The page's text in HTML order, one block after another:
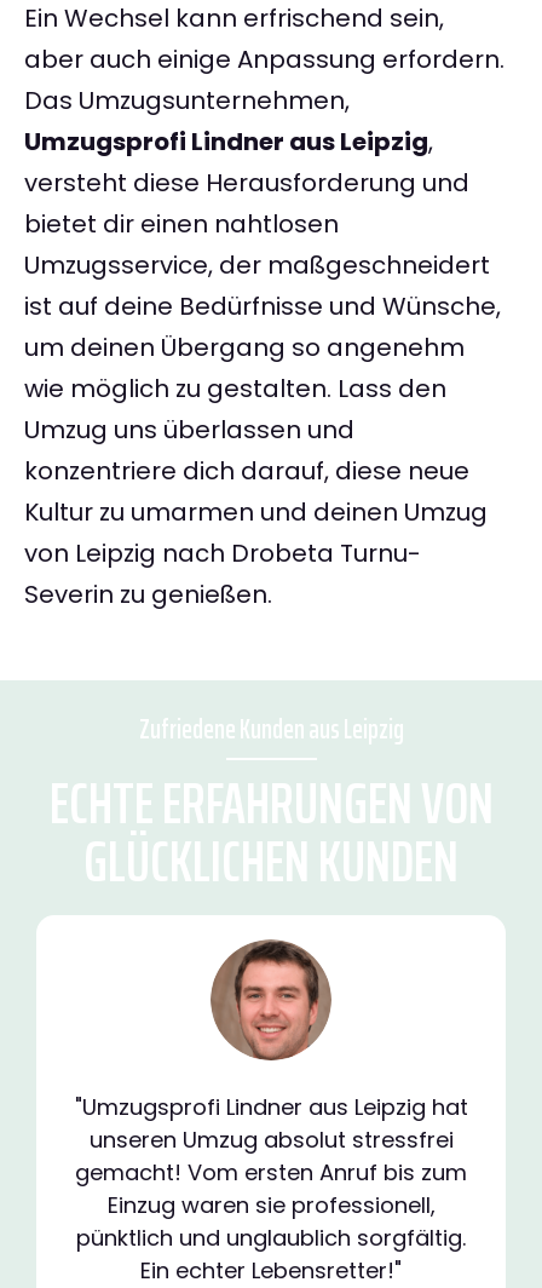
Ein Wechsel kann erfrischend sein,
aber auch einige Anpassung erfordern.
Das Umzugsunternehmen,
Umzugsprofi Lindner aus Leipzig,
versteht diese Herausforderung und
bietet dir einen nahtlosen
Umzugsservice, der maßgeschneidert
ist auf deine Bedürfnisse und Wünsche,
um deinen Übergang so angenehm
wie möglich zu gestalten. Lass den
Umzug uns überlassen und
konzentriere dich darauf, diese neue
Kultur zu umarmen und deinen Umzug
von Leipzig nach Drobeta Turnu-
Severin zu genießen.
Zufriedene Kunden aus Leipzig
ECHTE ERFAHRUNGEN VON
GLÜCKLICHEN KUNDEN
"Umzugsprofi Lindner aus Leipzig hat
unseren Umzug absolut stressfrei
gemacht! Vom ersten Anruf bis zum
Einzug waren sie professionell,
pünktlich und unglaublich sorgfältig.
Ein echter Lebensretter!"